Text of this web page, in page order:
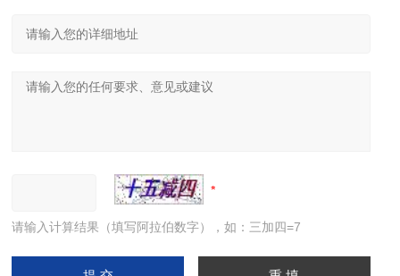
请输入计算结果（填写阿拉伯数字），如：三加四=7